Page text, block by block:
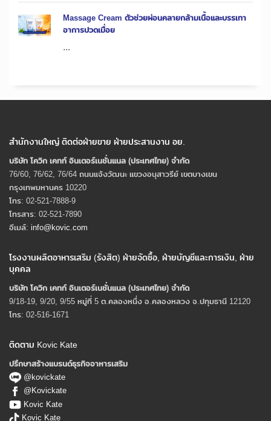
Massage Cream ตัวช่วยผ่อนคลายกล้ามเนื้อและบรรเทา
อาการปวดเมื่อย
...
สำนักงานใหญ่ ติดต่อฝ่ายขาย ฝ่ายประสานงาน อย.
บริษัท โควิก เคทท์ อินเตอร์เนชั่นแนล (ประเทศไทย) จํากัด
76/60, 76/62, 76/64 ถนนแจ้งวัฒนะ แขวงอนุสาวรีย์ เขตบางเขน
กรุงเทพมหานคร 10220
โทร: 02-521-7888-9
โทรสาร: 02-521-7890
อีเมล์: info@kovic.com
โรงงานผลิตอาหารเสริม (รังสิต) ฝ่ายจัดซื้อ, ฝ่ายบัญชีและการเงิน, ฝ่าย
บุคคล
บริษัท โควิก เคทท์ อินเตอร์เนชั่นแนล (ประเทศไทย) จํากัด
9/18-19, 9/20, 9/55 หมู่ที่ 5 ต.คลองหนึ่ง อ.คลองหลวง จ.ปทุมธานี 12120
โทร: 02-516-1671
ติดตาม Kovic Kate
ปรึกษาสร้างแบรนด์ธุรกิจอาหารเสริม
@kovickate
@Kovickate
Kovic Kate
Kovic Kate